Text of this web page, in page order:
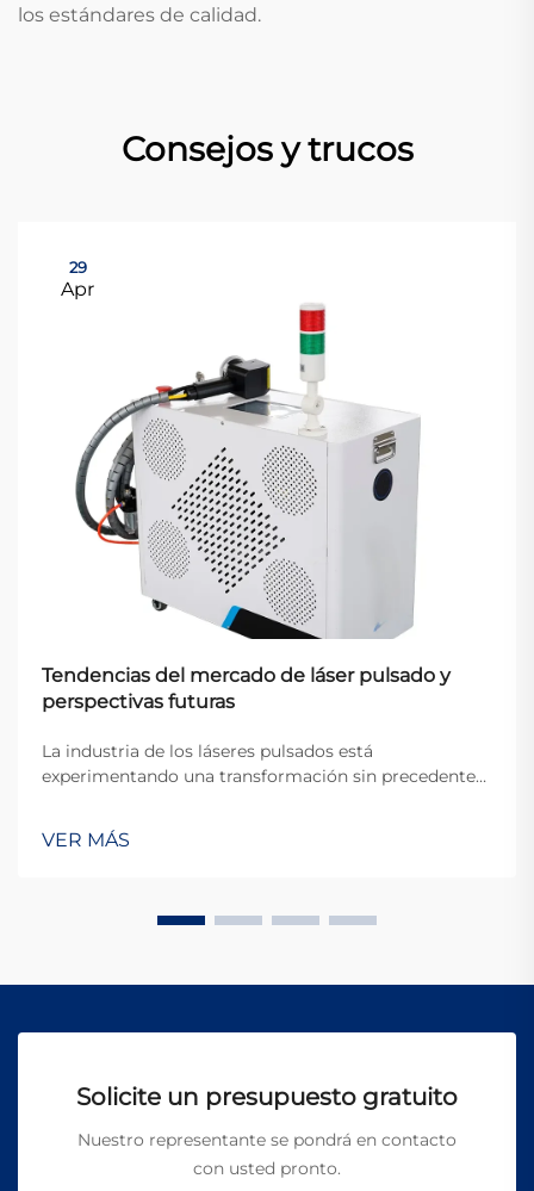
los estándares de calidad.
Consejos y trucos
29
Apr
Tendencias del mercado de láser pulsado y
perspectivas futuras
La industria de los láseres pulsados está
experimentando una transformación sin precedentes,
industriales buscan precisión, eficiencia y versatilidad
en las aplicaciones de procesamiento de materiales.
VER MÁS
Solicite un presupuesto gratuito
Nuestro representante se pondrá en contacto
con usted pronto.